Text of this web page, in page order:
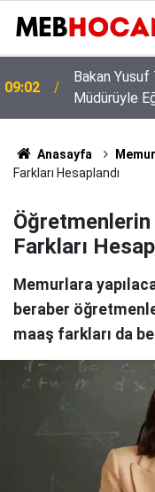
23:01
MEB LGS
Yerel
Anasayfa
Farkları Hesaplandı
Farkları
Memurlara
beraber
maaş farkları da